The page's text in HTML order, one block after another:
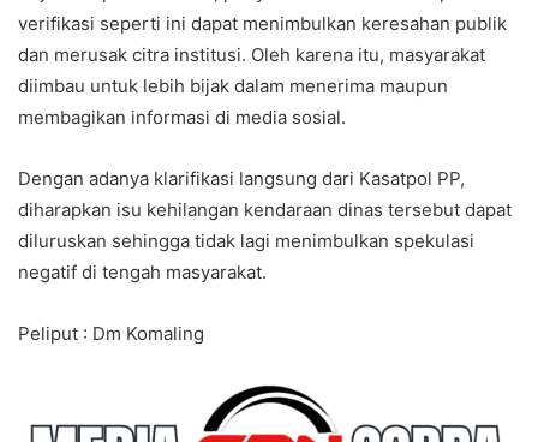
verifikasi seperti ini dapat menimbulkan keresahan publik
dan merusak citra institusi. Oleh karena itu, masyarakat
diimbau untuk lebih bijak dalam menerima maupun
membagikan informasi di media sosial.
Dengan adanya klarifikasi langsung dari Kasatpol PP,
diharapkan isu kehilangan kendaraan dinas tersebut dapat
diluruskan sehingga tidak lagi menimbulkan spekulasi
negatif di tengah masyarakat.
Peliput : Dm Komaling